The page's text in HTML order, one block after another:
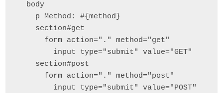
  body
    p Method: #{method}
    section#get
      form action="." method="get"
        input type="submit" value="GET"
    section#post
      form action="." method="post"
        input type="submit" value="POST"